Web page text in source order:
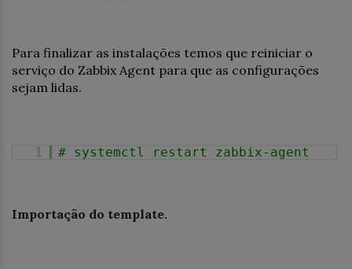
Para finalizar as instalações temos que reiniciar o
serviço do Zabbix Agent para que as configurações
sejam lidas.
1 # systemctl restart zabbix-agent
Importação do template.